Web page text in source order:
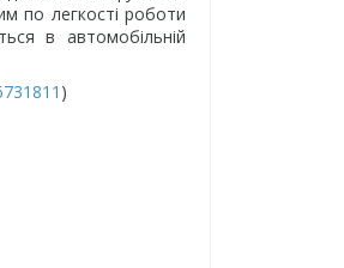
по легкості роботи
в автомобільній
)